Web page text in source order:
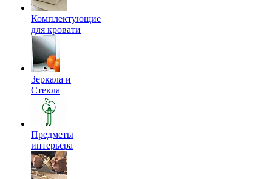
Комплектующие
для кровати
Зеркала и
Стекла
Предметы
интерьера